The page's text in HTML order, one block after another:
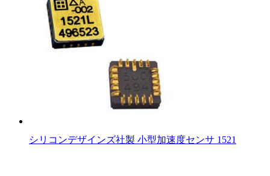
シリコンデザインズ社製 小型加速度センサ 1521